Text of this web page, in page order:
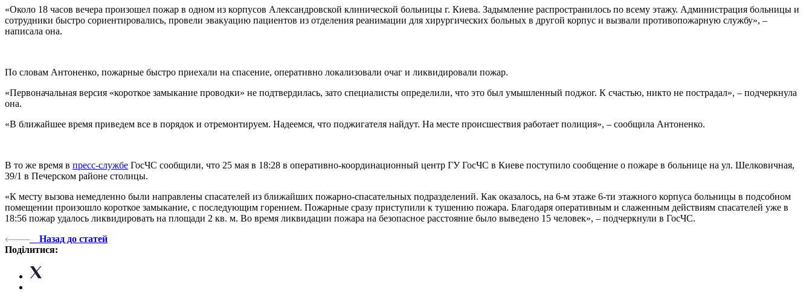
«Около 18 часов вечера произошел пожар в одном из корпусов Александровской клинической больницы г. Киева. Задымление распространилось по всему этажу. Администрация больницы и
сотрудники быстро сориентировались, провели эвакуацию пациентов из отделения реанимации для хирургических больных в другой корпус и вызвали противопожарную службу», –
написала она.
По словам Антоненко, пожарные быстро приехали на спасение, оперативно локализовали очаг и ликвидировали пожар.
«Первоначальная версия «короткое замыкание проводки» не подтвердилась, зато специалисты определили, что это был умышленный поджог. К счастью, никто не пострадал», – подчеркнула
она.
«В ближайшее время приведем все в порядок и отремонтируем. Надеемся, что поджигателя найдут. На месте происшествия работает полиция», – сообщила Антоненко.
В то же время в пресс-службе ГосЧС сообщили, что 25 мая в 18:28 в оперативно-координационный центр ГУ ГосЧС в Киеве поступило сообщение о пожаре в больнице на ул. Шелковичная,
39/1 в Печерском районе столицы.
«К месту вызова немедленно были направлены спасателей из ближайших пожарно-спасательных подразделений. Как оказалось, на 6-м этаже 6-ти этажного корпуса больницы в подсобном
помещении произошло короткое замыкание, с последующим горением. Пожарные сразу приступили к тушению пожара. Благодаря оперативным и слаженным действиям спасателей уже в
18:56 пожар удалось ликвидировать на площади 2 кв. м. Во время ликвидации пожара на безопасное расстояние было выведено 15 человек», – подчеркнули в ГосЧС.
Назад до статей
Поділитися: